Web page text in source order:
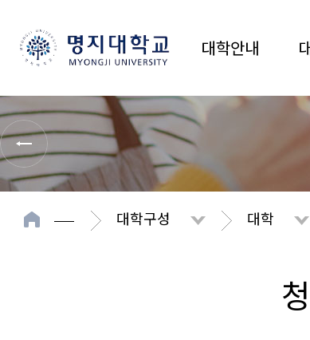
대학안내
대학구성 대학